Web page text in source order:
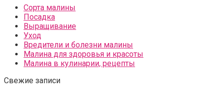
Сорта малины
Посадка
Выращивание
Уход
Вредители и болезни малины
Малина для здоровья и красоты
Малина в кулинарии, рецепты
Свежие записи